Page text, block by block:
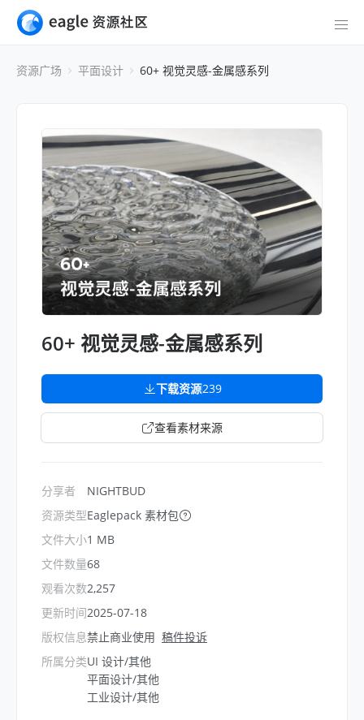
资源广场 平面设计 60+ 视觉灵感-金属感系列
60+ 视觉灵感-金属感系列
下载资源239
查看素材来源
分享者
资源类型
文件大小
文件数量
观看次数
更新时间
版权信息
所属分类
NIGHTBUD
Eaglepack 素材包
1 MB
68
2,257
2025-07-18
禁止商业使用 稿件投诉
UI 设计/其他
平面设计/其他
工业设计/其他